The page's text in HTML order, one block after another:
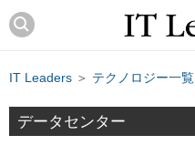
IT Leaders ＞ テクノロジー一覧
データセンター